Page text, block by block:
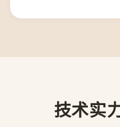
技术实